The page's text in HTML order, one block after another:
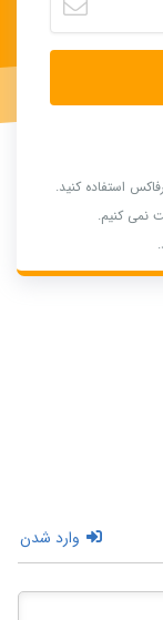
استفاده کنید.
نمی کنیم.
وارد شدن